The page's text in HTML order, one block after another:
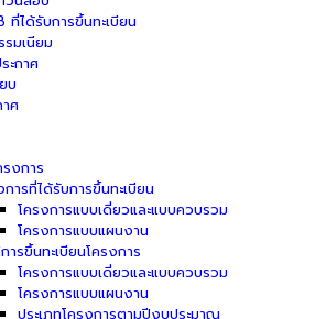
ที่ได้รับการขึ้นทะเบียน
รมเนียม
ะกาศ
บ
าศ
งการ
การที่ได้รับการขึ้นทะเบียน
โครงการแบบเดี่ยวและแบบควบรวม
โครงการแบบแผนงาน
ารขึ้นทะเบียนโครงการ
โครงการแบบเดี่ยวและแบบควบรวม
โครงการแบบแผนงาน
ประเภทโครงการตามปีงบประมาณ